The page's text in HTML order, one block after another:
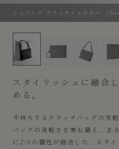
シュリンク クラッチショルダー 《
シュリンク クラッチシ
スタイリッシュに融合
める。
手持ちするクラッチバッグの気
バッグの身軽さを兼ね備え、ま
に2つの個性が融合した、スタ